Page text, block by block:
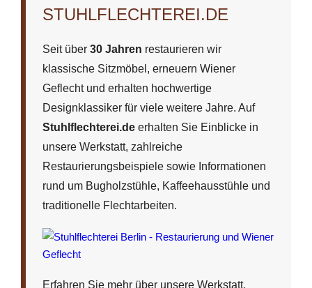
STUHLFLECHTEREI.DE
Seit über 30 Jahren restaurieren wir
klassische Sitzmöbel, erneuern Wiener
Geflecht und erhalten hochwertige
Designklassiker für viele weitere Jahre. Auf
Stuhlflechterei.de erhalten Sie Einblicke in
unsere Werkstatt, zahlreiche
Restaurierungsbeispiele sowie Informationen
rund um Bugholzstühle, Kaffeehausstühle und
traditionelle Flechtarbeiten.
Erfahren Sie mehr über unsere Werkstatt,